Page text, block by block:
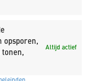
opsporen,
tonen,
Altijd actief